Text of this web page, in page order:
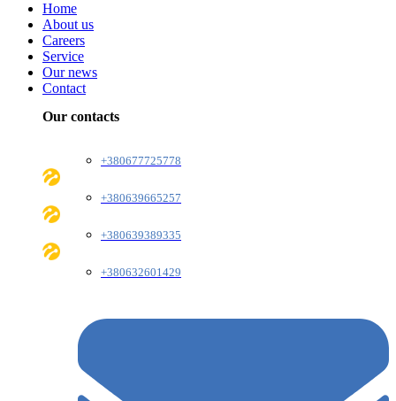
Home
About us
Careers
Service
Our news
Contact
Our contacts
+380677725778
+380639665257
+380639389335
+380632601429